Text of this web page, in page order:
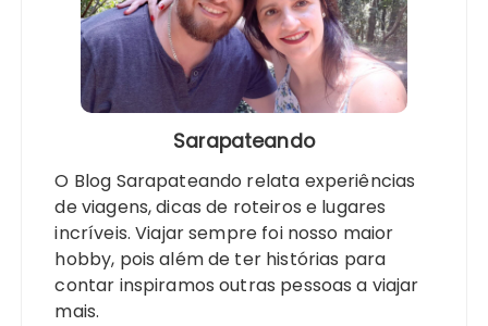
Sarapateando
O Blog Sarapateando relata experiências
de viagens, dicas de roteiros e lugares
incríveis. Viajar sempre foi nosso maior
hobby, pois além de ter histórias para
contar inspiramos outras pessoas a viajar
mais.